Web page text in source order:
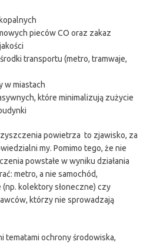
pieców CO oraz zakaz
transportu (metro, tramwaje,
w miastach
które minimalizują zużycie
powietrza to zjawisko, za
my. Pomimo tego, że nie
powstałe w wyniku działania
metro, a nie samochód,
kolektory słoneczne) czy
którzy nie sprowadzają
tematami ochrony środowiska,